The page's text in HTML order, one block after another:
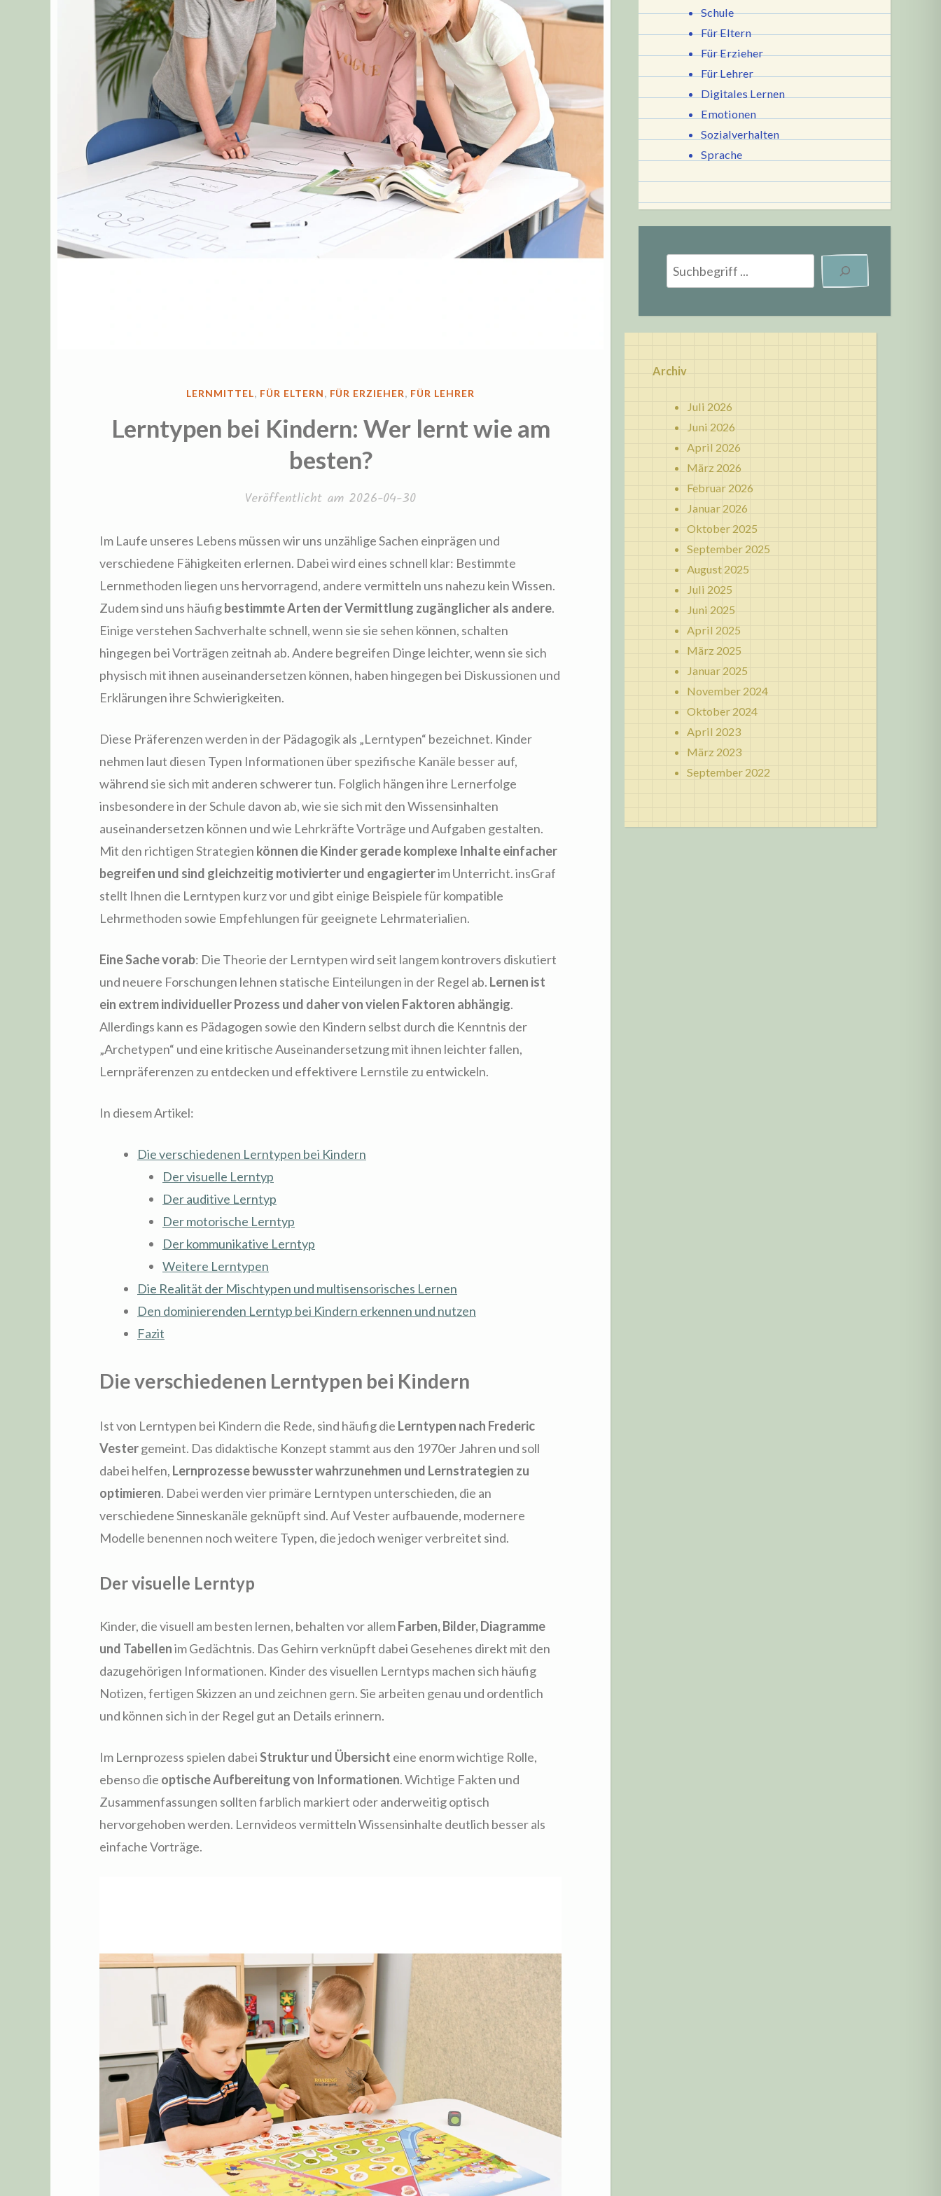
VERÖFFENTLICHT
LERNMITTEL, FÜR ELTERN, FÜR ERZIEHER, FÜR LEHRER
Lerntypen bei Kindern: Wer lernt wie am
besten?
Veröffentlicht am 2026-04-30
Im Laufe unseres Lebens müssen wir uns unzählige Sachen einprägen und
verschiedene Fähigkeiten erlernen. Dabei wird eines schnell klar: Bestimmte
Lernmethoden liegen uns hervorragend, andere vermitteln uns nahezu kein Wissen.
Zudem sind uns häufigbestimmte Arten der Vermittlung zugänglicher als andere.
Einige verstehen Sachverhalte schnell, wenn sie sie sehen können, schalten
hingegen bei Vorträgen zeitnah ab. Andere begreifen Dinge leichter, wenn sie sich
physisch mit ihnen auseinandersetzen können, haben hingegen bei Diskussionen und
Erklärungen ihre Schwierigkeiten.
Diese Präferenzen werden in der Pädagogik als „Lerntypen“ bezeichnet. Kinder
nehmen laut diesen Typen Informationen über spezifische Kanäle besser auf,
während sie sich mit anderen schwerer tun. Folglich hängen ihre Lernerfolge
insbesondere in der Schule davon ab, wie sie sich mit den Wissensinhalten
auseinandersetzen können und wie Lehrkräfte Vorträge und Aufgaben gestalten.
Mit den richtigen Strategien können die Kinder gerade komplexe Inhalte einfacher
begreifen und sind gleichzeitig motivierter und engagierterim Unterricht. insGraf
stellt Ihnen die Lerntypen kurz vor und gibt einige Beispiele für kompatible
Lehrmethoden sowie Empfehlungen für geeignete Lehrmaterialien.
Eine Sache vorab: Die Theorie der Lerntypen wird seit langem kontrovers diskutiert
und neuere Forschungen lehnen statische Einteilungen in der Regel ab. Lernen ist
ein extrem individueller Prozess und daher von vielen Faktoren abhängig.
Allerdings kann es Pädagogen sowie den Kindern selbst durch die Kenntnis der
„Archetypen“ und eine kritische Auseinandersetzung mit ihnen leichter fallen,
Lernpräferenzen zu entdecken und effektivere Lernstile zu entwickeln.
In diesem Artikel:
Die verschiedenen Lerntypen bei Kindern
Der visuelle Lerntyp
Der auditive Lerntyp
Der motorische Lerntyp
Der kommunikative Lerntyp
Weitere Lerntypen
Die Realität der Mischtypen und multisensorisches Lernen
Den dominierenden Lerntyp bei Kindern erkennen und nutzen
Fazit
Die verschiedenen Lerntypen bei Kindern
Ist von Lerntypen bei Kindern die Rede, sind häufig die Lerntypen nach Frederic
Vestergemeint. Das didaktische Konzept stammt aus den 1970er Jahren und soll
dabei helfen, Lernprozesse bewusster wahrzunehmen und Lernstrategien zu
optimieren. Dabei werden vier primäre Lerntypen unterschieden, die an
verschiedene Sinneskanäle geknüpft sind. Auf Vester aufbauende, modernere
Modelle benennen noch weitere Typen, die jedoch weniger verbreitet sind.
Der visuelle Lerntyp
Kinder, die visuell am besten lernen, behalten vor allemFarben, Bilder, Diagramme
und Tabellenim Gedächtnis. Das Gehirn verknüpft dabei Gesehenes direkt mit den
dazugehörigen Informationen. Kinder des visuellen Lerntyps machen sich häufig
Notizen, fertigen Skizzen an und zeichnen gern. Sie arbeiten genau und ordentlich
und können sich in der Regel gut an Details erinnern.
Im Lernprozess spielen dabeiStruktur und Übersicht eine enorm wichtige Rolle,
ebenso die optische Aufbereitung von Informationen. Wichtige Fakten und
Zusammenfassungen sollten farblich markiert oder anderweitig optisch
hervorgehoben werden. Lernvideos vermitteln Wissensinhalte deutlich besser als
einfache Vorträge.
Schule
Für Eltern
Für Erzieher
Für Lehrer
Digitales Lernen
Emotionen
Sozialverhalten
Sprache
wir
suchen
Archiv
Juli 2026
Juni 2026
April 2026
März 2026
Februar 2026
Januar 2026
Oktober 2025
September 2025
August 2025
Juli 2025
Juni 2025
April 2025
März 2025
Januar 2025
November 2024
Oktober 2024
April 2023
März 2023
September 2022